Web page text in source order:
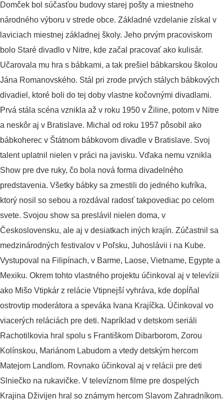
Domček bol súčasťou budovy starej pošty a miestneho
národného výboru v strede obce. Základné vzdelanie získal v
laviciach miestnej základnej školy. Jeho prvým pracoviskom
bolo Staré divadlo v Nitre, kde začal pracovať ako kulisár.
Učarovala mu hra s bábkami, a tak prešiel bábkarskou školou
Jána Romanovského. Stál pri zrode prvých stálych bábkových
divadiel, ktoré boli do tej doby vlastne kočovnými divadlami.
Prvá stála scéna vznikla až v roku 1950 v Žiline, potom v Nitre
a neskôr aj v Bratislave. Michal od roku 1957 pôsobil ako
bábkoherec v Štátnom bábkovom divadle v Bratislave. Svoj
talent uplatnil nielen v práci na javisku. Vďaka nemu vznikla
Show pre dve ruky, čo bola nová forma divadelného
predstavenia. Všetky bábky sa zmestili do jedného kufríka,
ktorý nosil so sebou a rozdával radosť takpovediac po celom
svete. Svojou show sa preslávil nielen doma, v
Československu, ale aj v desiatkach iných krajín. Zúčastnil sa
medzinárodných festivalov v Poľsku, Juhoslávii i na Kube.
Vystupoval na Filipínach, v Barme, Laose, Vietname, Egypte a
Mexiku. Okrem tohto vlastného projektu účinkoval aj v televízii
ako Mišo Vtipkár z relácie Vtipnejší vyhráva, kde dopĺňal
ostrovtip moderátora a speváka Ivana Krajíčka. Účinkoval vo
viacerých reláciách pre deti. Napríklad v detskom seriáli
Rachotilkovia hral spolu s Františkom Dibarborom, Zorou
Kolínskou, Mariánom Labudom a vtedy detským hercom
Matejom Landlom. Rovnako účinkoval aj v relácii pre deti
Slniečko na rukavičke. V televíznom filme pre dospelých
Krajina Dživijen hral so známym hercom Slavom Zahradníkom.